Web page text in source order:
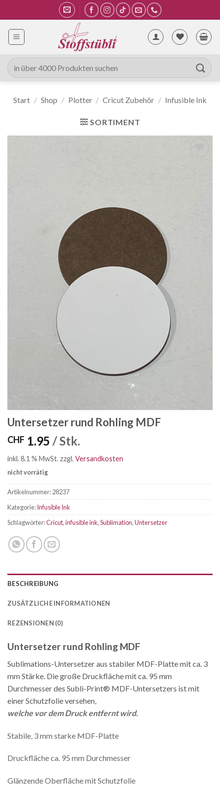
Inhalt
springen
Suche
nach:
Start / Shop / Plotter / Cricut Zubehör / Infusible Ink
SORTIMENT
Untersetzer rund Rohling MDF
CHF 1.95 / Stk.
inkl. 8.1 % MwSt. zzgl.Versandkosten
nicht vorrätig
Artikelnummer:28237
Kategorie:Infusible Ink
Schlagwörter:Cricut,infusible ink,Sublimation,Untersetzer
BESCHREIBUNG
ZUSÄTZLICHE INFORMATIONEN
REZENSIONEN (0)
Untersetzer rund Rohling MDF
Sublimations-Untersetzer aus stabiler MDF-Platte mit ca. 3
mm Stärke. Die große Druckfläche mit ca. 95 mm
Durchmesser des Subli-Print® MDF-Untersetzers ist mit
einer Schutzfolie versehen,
welche vor dem Druck entfernt wird.
Stabile, 3 mm starke MDF-Platte
Druckfläche ca. 95 mm Durchmesser
Glänzende Oberfläche mit Schutzfolie